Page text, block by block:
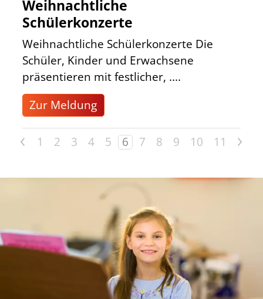
Weihnachtliche
Schülerkonzerte
Weihnachtliche Schülerkonzerte Die
Schüler, Kinder und Erwachsene
präsentieren mit festlicher, ....
Zur Meldung
< 1 2 3 4 5 6 7 8 9 10 11 >